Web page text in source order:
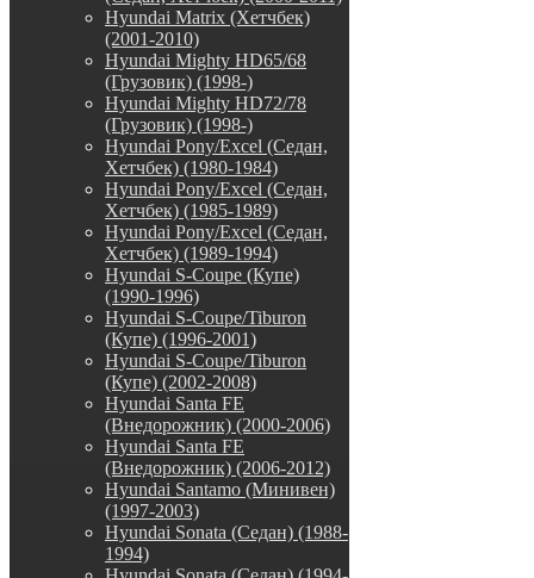
Hyundai Matrix (Хетчбек)
(2001-2010)
Hyundai Mighty HD65/68
(Грузовик) (1998-)
Hyundai Mighty HD72/78
(Грузовик) (1998-)
Hyundai Pony/Excel (Седан,
Хетчбек) (1980-1984)
Hyundai Pony/Excel (Седан,
Хетчбек) (1985-1989)
Hyundai Pony/Excel (Седан,
Хетчбек) (1989-1994)
Hyundai S-Coupe (Купе)
(1990-1996)
Hyundai S-Coupe/Tiburon
(Купе) (1996-2001)
Hyundai S-Coupe/Tiburon
(Купе) (2002-2008)
Hyundai Santa FE
(Внедорожник) (2000-2006)
Hyundai Santa FE
(Внедорожник) (2006-2012)
Hyundai Santamo (Минивен)
(1997-2003)
Hyundai Sonata (Седан) (1988-
1994)